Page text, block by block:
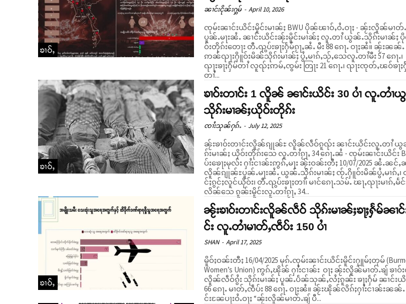
ၶၢဝ်ႇ
ၼၢင်းငိုၼ်းႁွမ် - April 10, 2026
ၸုမ်းၼၢင်းယိင်းမိူင်းမၢၼ်ႈ BWU ပိုၼ်ၽၢဝ်ႇဝႆႉဝႃႈ - ၼႂ်းလိူၼ်မၢတ်ႉ
ပူၼ်ႉမႃးၼႆႉ ၼၢင်းယိင်းၼႂ်းမိူင်းမၢၼ်ႈ လူႉတၢႆ ယွၼ်ႉသိုၵ်းမၢၼ်ႈ
ဝ်းတိုၵ်းတေႃး တီႉၺွပ်းၶႃႈႁႅမ်ၵႂႃႇၼႆႉ မီး 88 ၵေႃႉ ဝႃႈၼႆ။ ၼႂ်းၼၼ်ႉ
ဢၼ်ၺႃးႁိူဝ်းမိၼ်သိုၵ်းမၢၼ်ႈ ပွႆႇမၢၵ်ႇသႂ်ႇသေလူႉတၢႆမီး 57 ၵေႃႉ၊
ၺႃးၶႃႈႁႅမ်တၢႆ လူၺ်ႈဢမ်ႇၸွမ်း တြႃး 21 ၵေႃႉ၊ ၺႃးၸုတ်ႇၽဝ်ၶႃႈ
တၢႆ...
ၶၢဝ်ႇ
ၶၢဝ်းတၢင်း 1 လိူၼ် ၼၢင်းယိင်း 30 ပၢႆ လူႉတၢႆ
သိုၵ်းမၢၼ်ႈယိုဝ်းတိုၵ်း
ၸၢႆးသုၼ်ႁၵ်ႉ - July 12, 2025
ၼႂ်းၶၢဝ်းတၢင်းလိူၼ်ၵျုၼ်ႊ လိူၼ်လဵဝ်ၵူၺ်း ၼၢင်းယိင်းလူႉတၢႆ
ၵ်းမၢၼ်ႈ ယိုဝ်းတိုၵ်းသေ လူႉတၢႆၵႂႃႇ 34 ၵေႃႉၼႆ - ၸုမ်းၼၢင်းယိင်း
ပ်းၶေႃႈမုလ်း ႁၢႆးငၢၼ်းဢွၵ်ႇမႃး ၼႂ်းဝၼ်းတီႈ 10/07/2025 ၼႆႉၼင်ႇၼႆ။
လိူၼ်ၵျုၼ်ႊပူၼ်ႉမႃးၼႆႉ ယွၼ်ႉသိုၵ်းမၢၼ်ႈ ၸႂ်ႉႁိူဝ်းမိၼ်ပွႆႇမၢၵ်ႇ၊
င်ႈၵွင်ႈလူင်ယိုဝ်း၊ တီႉၺွပ်းၶႃႈတၢႆ၊ မၢင်ၵေႃႉသမ်ႉ ၽႃႇၺႃးမၢၵ်ႇမႅ
လိၼ်သေ ၵူၼ်းမိူင်းလူႉတၢႆၵႂႃႇ 34...
ၶၢဝ်ႇ
ၼႂ်းၶၢဝ်းတၢင်းလိူၼ်လဵဝ် သိုၵ်းမၢၼ်ႈၶႃႈႁႅမ်ၼၢ
င်း လူႉတၢႆမၢတ်ႇၸဵပ်း 150 ပၢႆ
SHAN - April 17, 2025
မိူဝ်ႈဝၼ်းတီႈ 16/04/2025 မုၵ်ႉၸုမ်းၼၢင်းယိင်းမိူင်းႁူမ်ႈတုမ်
Women’s Union) ဢွၵ်ႇၽိုၼ် ႁၢႆးငၢၼ်း ဝႃႈ ၼႂ်းလိူၼ်မၢတ်ႉၶျ် ၶၢဝ်
လိူၼ်လဵဝ်ၵွႆး သိုၵ်းမၢၼ်ႈ ပူၼ်ႉပႅၼ်သုၼ်ႇလႆႈၵူၼ်း ၶႃႈႁႅမ် ၼၢင်းယိ
66 ၵေႃႉ မၢတ်ႇၸဵပ်း 88 ၵေႃႉ ဝႃႈၼႆ။ ၼႂ်းၽိုၼ်လိၵ်ႈႁၢႆးငၢၼ်းၼၼ်ႉ ပိူ
င်းၼႄပႃးဝႆႉဝႃႈ “ၼႂ်းလိူၼ်မၢတ်ႉၶျ် ပီ...